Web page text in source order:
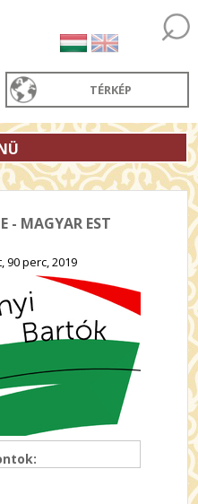
TÉRKÉP
- MAGYAR EST
90 perc, 2019